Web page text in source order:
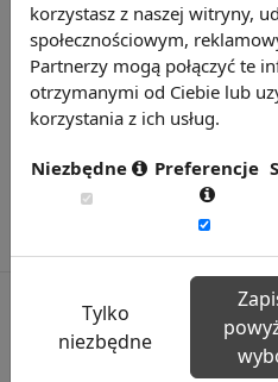
Rynekpracy.pl
korzystasz z naszej witryny,
społecznościowym,
Partnerzy mogą połączyć te
otrzymanymi od Ciebie lub
korzystania z ich usług.
Niezbędne Preferencje
Tylko
niezbędne